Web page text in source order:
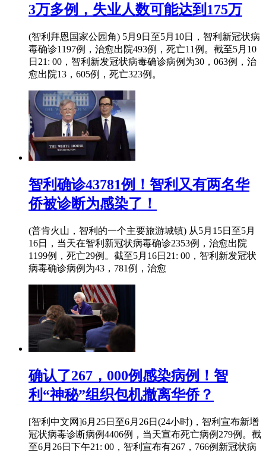
3万多例，失业人数可能达到175万
(智利拜恩国家公园角) 5月9日至5月10日，智利新冠状病
毒确诊1197例，治愈出院493例，死亡11例。截至5月10
日21: 00，智利新发冠状病毒确诊病例为30，063例，治
愈出院13，605例，死亡323例。
智利确诊43781例！智利又有两名华
侨被诊断为感染了！
(普肯火山，智利的一个主要旅游城镇) 从5月15日至5月
16日，当天在智利新冠状病毒确诊2353例，治愈出院
1199例，死亡29例。截至5月16日21: 00，智利新发冠状
病毒确诊病例为43，781例，治愈
确认了267，000例感染病例！智
利“神秘”组织包机撤离华侨？
[智利中文网]6月25日至6月26日(24小时)，智利宣布新增
冠状病毒诊断病例4406例，当天宣布死亡病例279例。截
至6月26日下午21: 00，智利宣布有267，766例新冠状病